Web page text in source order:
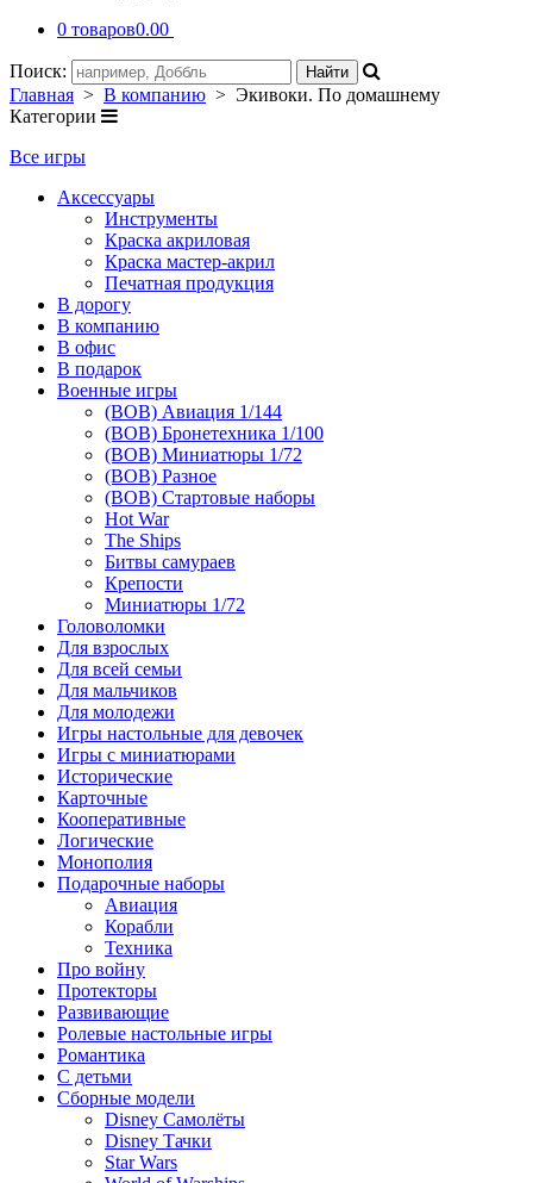
0 товаров0.00
Поиск:
Главная > В компанию > Экивоки. По домашнему
Категории
Все игры
Аксессуары
Инструменты
Краска акриловая
Краска мастер-акрил
Печатная продукция
В дорогу
В компанию
В офис
В подарок
Военные игры
(ВОВ) Авиация 1/144
(ВОВ) Бронетехника 1/100
(ВОВ) Миниатюры 1/72
(ВОВ) Разное
(ВОВ) Стартовые наборы
Hot War
The Ships
Битвы самураев
Крепости
Миниатюры 1/72
Головоломки
Для взрослых
Для всей семьи
Для мальчиков
Для молодежи
Игры настольные для девочек
Игры с миниатюрами
Исторические
Карточные
Кооперативные
Логические
Монополия
Подарочные наборы
Авиация
Корабли
Техника
Про войну
Протекторы
Развивающие
Ролевые настольные игры
Романтика
С детьми
Сборные модели
Disney Самолёты
Disney Тачки
Star Wars